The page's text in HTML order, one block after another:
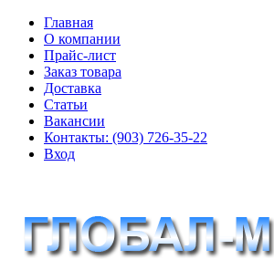
Главная
О компании
Прайс-лист
Заказ товара
Доставка
Статьи
Вакансии
Контакты: (903) 726-35-22
Вход